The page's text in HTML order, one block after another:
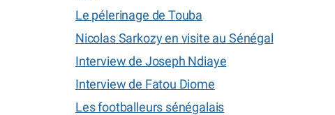
Le pélerinage de Touba
Nicolas Sarkozy en visite au Sénégal
Interview de Joseph Ndiaye
Interview de Fatou Diome
Les footballeurs sénégalais